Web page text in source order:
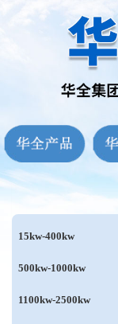
15kw-400kw
500kw-1000kw
1100kw-2500kw